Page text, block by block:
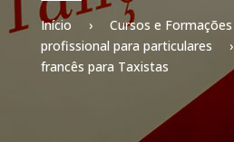
Início › Cursos e Formações
profissional para particulares
›
francês para Taxistas